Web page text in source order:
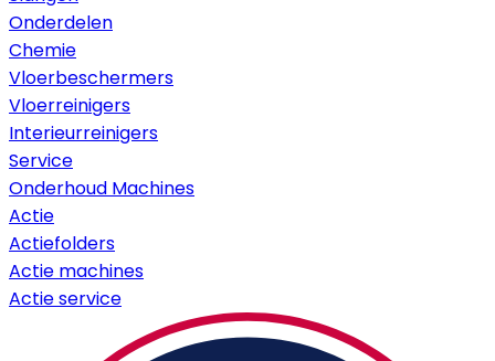
Onderdelen
Chemie
Vloerbeschermers
Vloerreinigers
Interieurreinigers
Service
Onderhoud Machines
Actie
Actiefolders
Actie machines
Actie service